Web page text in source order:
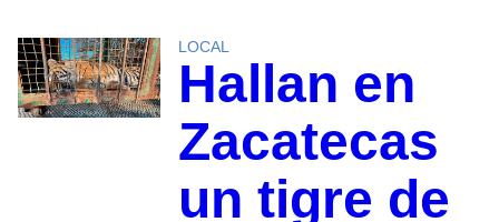
LOCAL
Hallan en
Zacatecas
un tigre de